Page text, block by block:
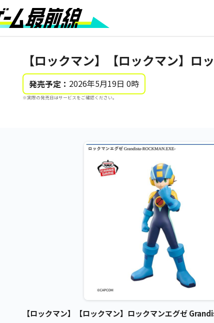
【ロックマン】【ロックマン】
発売予定： 2026年5月19日 0時
※実際の発売日はサービスをご確認ください。
【ロックマン】【ロックマン】ロックマンエグゼ